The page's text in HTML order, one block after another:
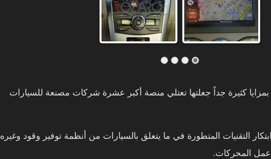
بمزايا كثيرة جداً جعلتها تعتلي منصة أكبر عشرة شركات مصنعة للسيارات
التقنيات المتطورة في ما يتعلق بالسيارات من أنظمة توفير وقود وغيره
المحركات.